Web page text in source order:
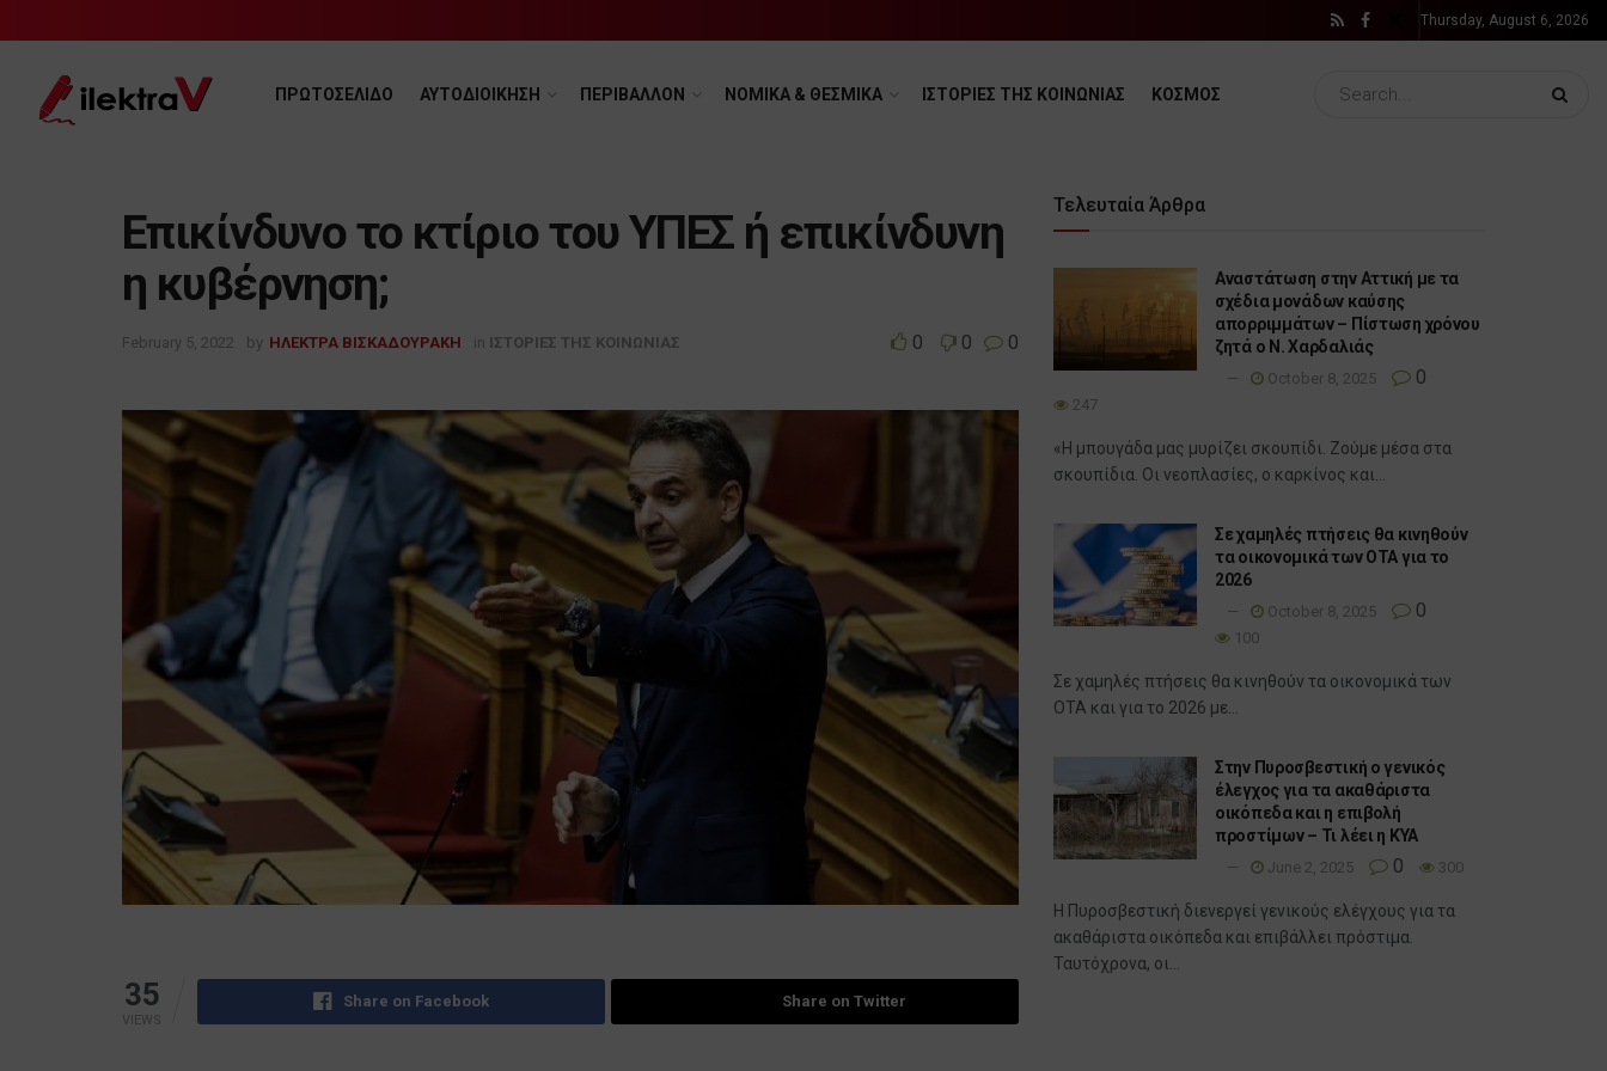
Thursday, August 6, 2026
ΠΡΩΤΟΣΕΛΙΔΟ ΑΥΤΟΔΙΟΙΚΗΣΗ ΠΕΡΙΒΑΛΛΟΝ ΝΟΜΙΚΑ & ΘΕΣΜΙΚΑ ΙΣΤΟΡΙΕΣ ΤΗΣ ΚΟΙΝΩΝΙΑΣ ΚΟΣΜΟΣ
Επικίνδυνο το κτίριο του ΥΠΕΣ ή επικίνδυνη
η κυβέρνηση;
February 5, 2022 by ΗΛΕΚΤΡΑ ΒΙΣΚΑΔΟΥΡΑΚΗ in ΙΣΤΟΡΙΕΣ ΤΗΣ ΚΟΙΝΩΝΙΑΣ 0 0 0
35
VIEWS
Share on Facebook Share on Twitter
Τελευταία Άρθρα
Αναστάτωση στην Αττική με τα
σχέδια μονάδων καύσης
απορριμμάτων – Πίστωση χρόνου
ζητά ο Ν. Χαρδαλιάς
October 8, 2025 0
247
«Η μπουγάδα μας μυρίζει σκουπίδι. Ζούμε μέσα στα
σκουπίδια. Οι νεοπλασίες, ο καρκίνος και...
Σε χαμηλές πτήσεις θα κινηθούν
τα οικονομικά των ΟΤΑ για το
2026
October 8, 2025 0
100
Σε χαμηλές πτήσεις θα κινηθούν τα οικονομικά των
ΟΤΑ και για το 2026 με...
Στην Πυροσβεστική ο γενικός
έλεγχος για τα ακαθάριστα
οικόπεδα και η επιβολή
προστίμων – Τι λέει η ΚΥΑ
June 2, 2025 0 300
Η Πυροσβεστική διενεργεί γενικούς ελέγχους για τα
ακαθάριστα οικόπεδα και επιβάλλει πρόστιμα.
Ταυτόχρονα, οι...